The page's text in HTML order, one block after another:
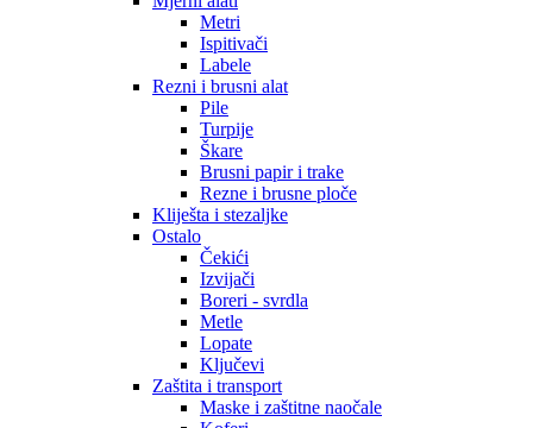
Metri
Ispitivači
Labele
Rezni i brusni alat
Pile
Turpije
Škare
Brusni papir i trake
Rezne i brusne ploče
Kliješta i stezaljke
Ostalo
Čekići
Izvijači
Boreri - svrdla
Metle
Lopate
Ključevi
Zaštita i transport
Maske i zaštitne naočale